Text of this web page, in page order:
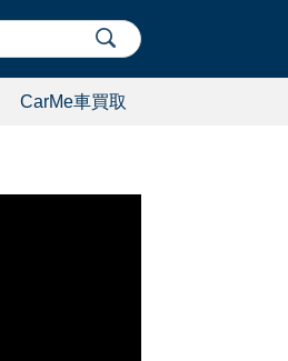
CarMe車買取